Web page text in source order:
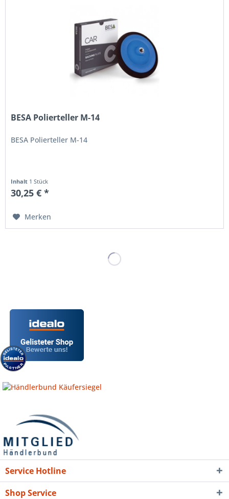
BESA Polierteller M-14
BESA Polierteller M-14
Inhalt 1 Stück
30,25 € *
Merken
Service Hotline
Shop Service